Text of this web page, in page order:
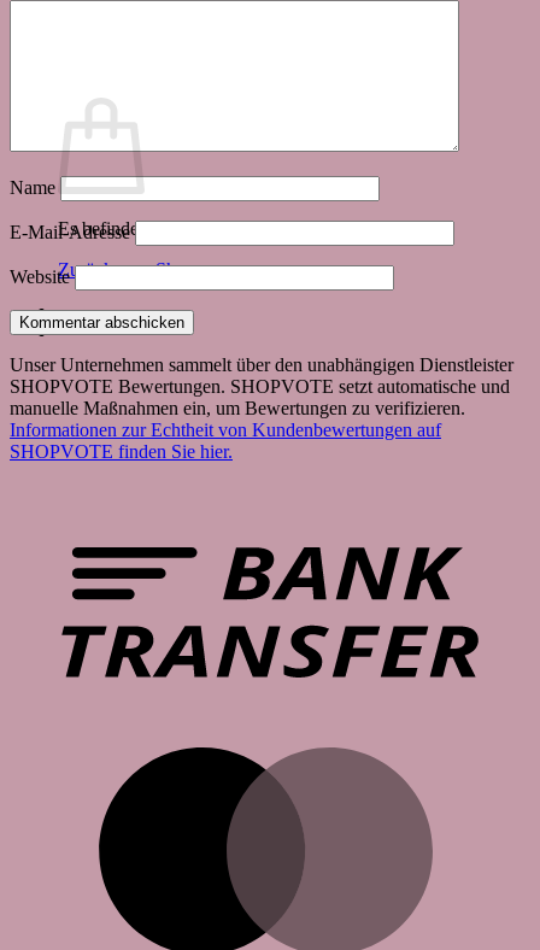
Es befinden sich keine Produkte im Warenkorb.
Zurück zum Shop
Name
E-Mail-Adresse
Website
Unser Unternehmen sammelt über den unabhängigen Dienstleister
SHOPVOTE Bewertungen. SHOPVOTE setzt automatische und
manuelle Maßnahmen ein, um Bewertungen zu verifizieren.
Informationen zur Echtheit von Kundenbewertungen auf
SHOPVOTE finden Sie hier.